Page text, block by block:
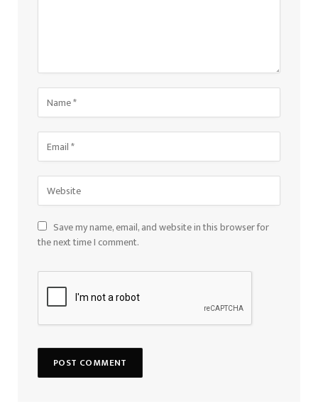
Save my name, email, and website in this browser for
the next time I comment.